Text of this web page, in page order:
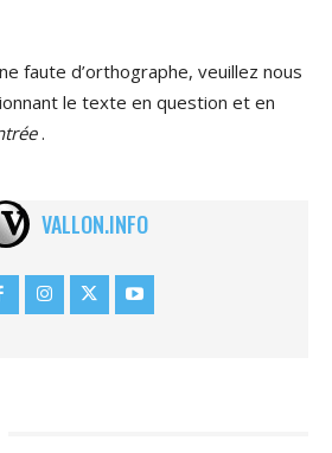
faute d’orthographe, veuillez nous
le texte en question et en
.
VALLON.INFO